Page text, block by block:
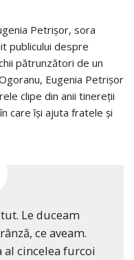
Petrișor, sora
publicului despre
pătrunzători de un
Eugenia Petrișor
clipe din anii tinereții
care își ajuta fratele și
Le duceam
ce aveam.
al cincelea furcoi